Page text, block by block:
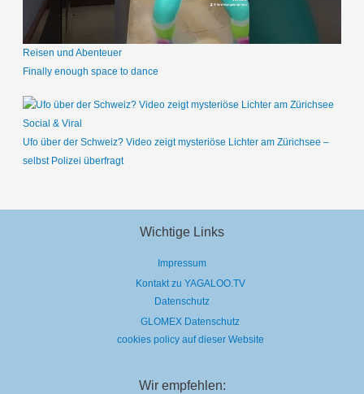
Reisen und Abenteuer
Finally enough space to dance
Social & Viral
Ufo über der Schweiz? Video zeigt mysteriöse Lichter am Zürichsee –
selbst Polizei überfragt
Wichtige Links
Impressum
Kontakt zu YAGALOO.TV
Datenschutz
GLOMEX Datenschutz
cookies policy auf dieser Website
Wir empfehlen: